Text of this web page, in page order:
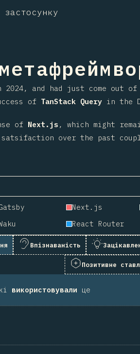
2024, and had just come out
of TanStack Query in the
of Next.js , which might
satsifaction over the past
Next.js
React Router
Впізнаваність
Позитивне
використовували це